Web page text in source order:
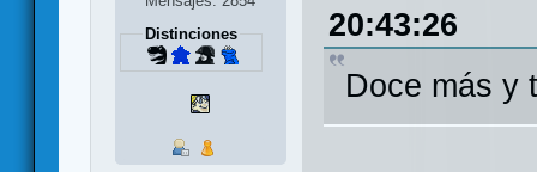
Distinciones
20:43:26
Doce más y